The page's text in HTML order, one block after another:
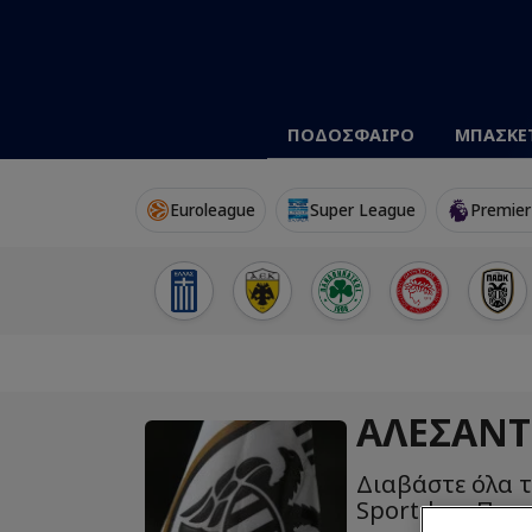
ΠΟΔΟΣΦΑΙΡΟ
Euroleague Super League
Διαβάστε όλα
Sportdog: